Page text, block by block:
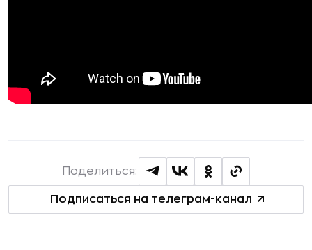
Подписаться на телеграм-канал
Поделиться: